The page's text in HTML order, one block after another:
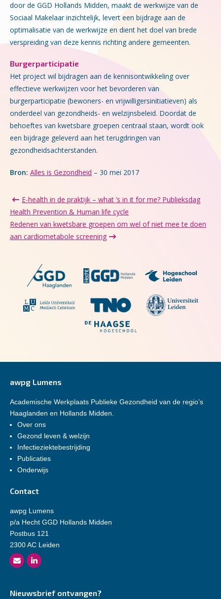
door de GGD Hollands Midden, maakt de werkwijze van de
Sociaal Makelaar inzichtelijk, levert een bijdrage aan de
optimalisatie van de werkwijze en dient het doel van brede
verspreiding van deze kennis richting andere gemeenten.
Burgerparticipatie
Het project wil bijdragen aan de kennisontwikkeling over
effectieve werkwijzen voor het bevorderen van
burgerparticipatie (bewoners- en vrijwilligersinitiatieven) als
onderdeel van gezondheids- en welzijnsbeleid. Doordat de
behoeftes van kwetsbare groepen centraal staan, wordt ook
een bijdrage geleverd aan het terugdringen van
gezondheidsachterstanden.
Bron: Alles is Gezondheid – 30 mei 2017
E-health in de praktijk – what ’s in it for me? Publieksdag
Health Prevention & Human life cycle
Redenen van kwetsbare groepen om wel of niet mee te doen
aan cardiometabole screening
awpg Lumens
Academische Werkplaats Publieke Gezondheid van de regio’s
Haaglanden en Hollands Midden.
Over ons
Gezond leven & welzijn
Infectieziektebestrijding
Publicaties
Onderwijs
Contact
awpg Lumens
p/a Hecht GGD Hollands Midden
Postbus 121
2300 AC Leiden
Nieuwsbrief ontvangen?